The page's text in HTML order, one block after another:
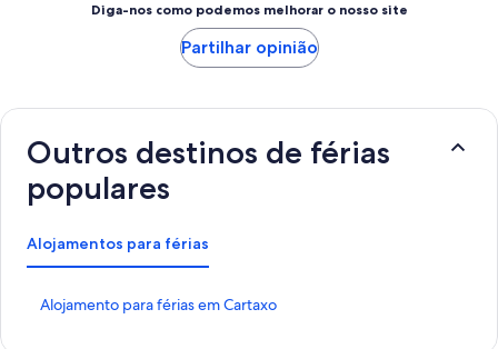
Diga-nos como podemos melhorar o nosso site
Partilhar opinião
Outros destinos de férias
populares
Alojamentos para férias
Alojamento para férias em Cartaxo
H